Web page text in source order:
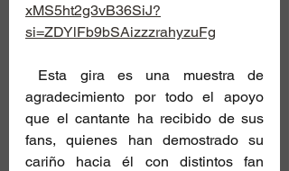
xMS5ht2g3vB36SiJ?
si=ZDYlFb9bSAizzzrahyzuFg
agradecimiento por todo el apoyo
que el cantante ha recibido de sus
fans, quienes han demostrado su
cariño hacia él con distintos fan